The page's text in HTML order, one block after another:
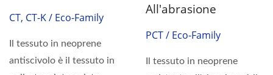
CT, CT-K / Eco-Family
Il tessuto in neoprene
antiscivolo è il tessuto in
All'abrasione
PCT / Eco-Family
Il tessuto in neoprene